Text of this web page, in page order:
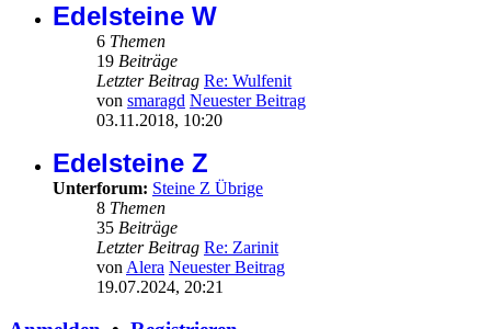
Edelsteine W
6 Themen
19 Beiträge
Letzter Beitrag Re: Wulfenit
von smaragd Neuester Beitrag
03.11.2018, 10:20
Edelsteine Z
Unterforum: Steine Z Übrige
8 Themen
35 Beiträge
Letzter Beitrag Re: Zarinit
vonAlera Neuester Beitrag
19.07.2024, 20:21